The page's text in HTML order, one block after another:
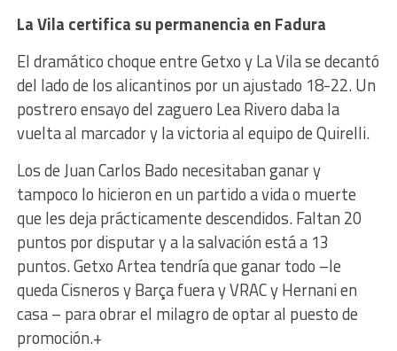
La Vila certifica su permanencia en Fadura
El dramático choque entre Getxo y La Vila se decantó
del lado de los alicantinos por un ajustado 18-22. Un
postrero ensayo del zaguero Lea Rivero daba la
vuelta al marcador y la victoria al equipo de Quirelli.
Los de Juan Carlos Bado necesitaban ganar y
tampoco lo hicieron en un partido a vida o muerte
que les deja prácticamente descendidos. Faltan 20
puntos por disputar y a la salvación está a 13
puntos. Getxo Artea tendría que ganar todo –le
queda Cisneros y Barça fuera y VRAC y Hernani en
casa – para obrar el milagro de optar al puesto de
promoción.+